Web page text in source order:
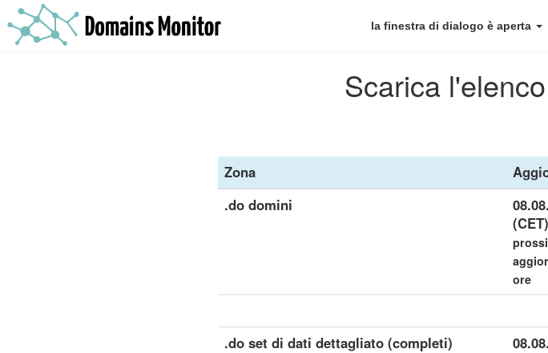
la finestra di dialogo è aperta
Scarica
Zona
.do domini
(CET)
ore
.do set di dati dettagliato (completi)